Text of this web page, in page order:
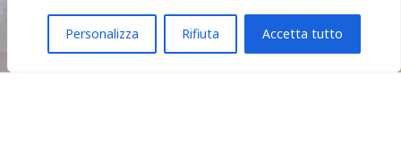
Personalizza Rifiuta Accetta tutto
Via Roma 85, Empoli (+39) 3714190897